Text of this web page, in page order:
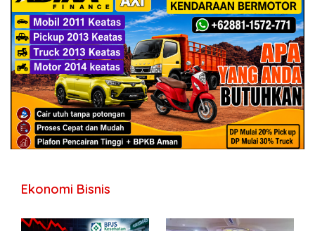
Ekonomi Bisnis